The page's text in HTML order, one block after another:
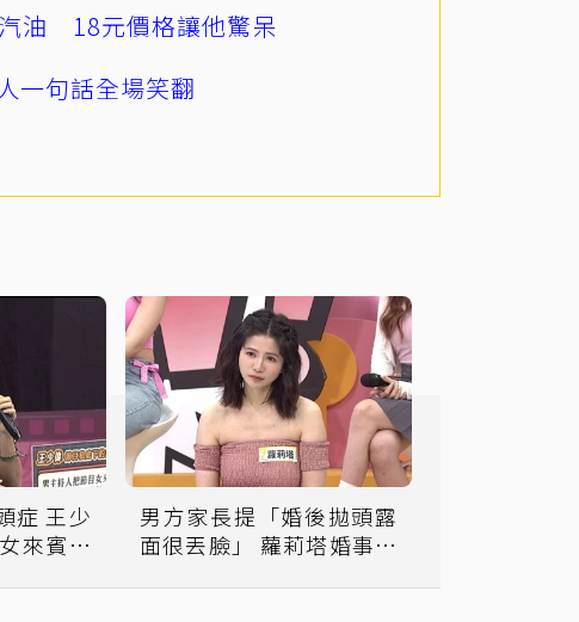
油 18元價格讓他驚呆
一句話全場笑翻
少
來賓當
男方家長提「婚後拋頭露
面很丟臉」 蘿莉塔婚事踩